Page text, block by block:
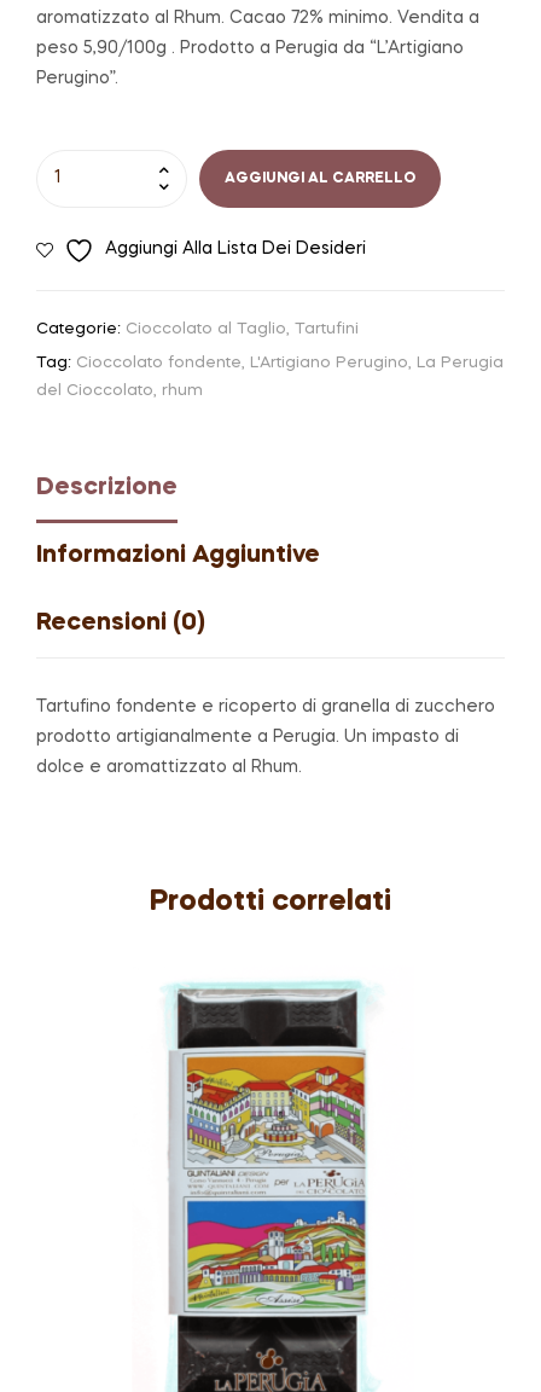
aromatizzato al Rhum. Cacao 72% minimo. Vendita a
peso 5,90/100g . Prodotto a Perugia da “L’Artigiano
Perugino”.
L'Artigiano
AGGIUNGI AL CARRELLO
Aggiungi Alla Lista Dei Desideri
Categorie: Cioccolato al Taglio, Tartufini
Tag: Cioccolato fondente, L'Artigiano Perugino, La Perugia
del Cioccolato, rhum
Descrizione
Informazioni Aggiuntive
Recensioni (0)
Tartufino fondente e ricoperto di granella di zucchero
prodotto artigianalmente a Perugia. Un impasto di
dolce e aromattizzato al Rhum.
Prodotti correlati